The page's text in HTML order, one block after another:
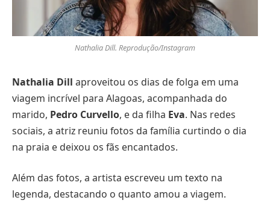
Nathalia Dill. Reprodução/Instagram
Nathalia Dill aproveitou os dias de folga em uma
viagem incrível para Alagoas, acompanhada do
marido, Pedro Curvello, e da filha Eva. Nas redes
sociais, a atriz reuniu fotos da família curtindo o dia
na praia e deixou os fãs encantados.
Além das fotos, a artista escreveu um texto na
legenda, destacando o quanto amou a viagem.